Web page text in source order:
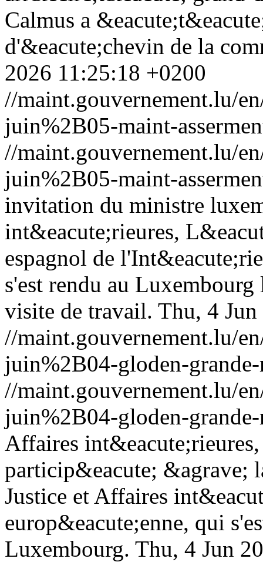
Calmus a
d'&eacute;chevin de la
2026 11:25:18 +0200
//maint.gouvernement.lu/
juin%2B05-maint-
//maint.gouvernement.lu/
juin%2B05-maint-
invitation du ministre
int&eacute;rieures,
espagnol de
s'est rendu au
visite de travail. Thu, 4
//maint.gouvernement.lu/
juin%2B04-gloden-
//maint.gouvernement.lu/
juin%2B04-gloden-
Affaires
particip&eacute; &agrave;
Justice et Affaires
europ&eacute;enne, qui
Luxembourg. Thu, 4 Jun